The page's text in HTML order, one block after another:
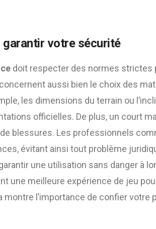
garantir votre sécurité
doit respecter des normes strictes
aussi bien le choix des
les dimensions du terrain ou
officielles. De plus, un court
blessures. Les professionnels
évitant ainsi tout problème
une utilisation sans danger à
une meilleure expérience de jeu
l’importance de confier votre